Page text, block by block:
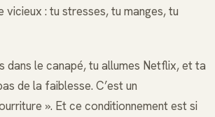
vicieux : tu stresses, tu manges, tu
dans le canapé, tu allumes Netflix, et ta
de la faiblesse. C’est un
». Et ce conditionnement est si